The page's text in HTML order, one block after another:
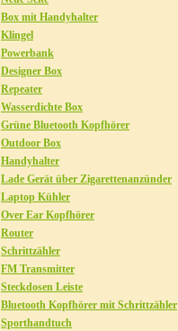
Box mit Handyhalter
Klingel
Powerbank
Designer Box
Repeater
Wasserdichte Box
Grüne Bluetooth Kopfhörer
Outdoor Box
Handyhalter
Lade Gerät über Zigarettenanzünder
Laptop Kühler
Over Ear Kopfhörer
Router
Schrittzähler
FM Transmitter
Steckdosen Leiste
Bluetooth Kopfhörer mit Schrittzähler
Sporthandtuch